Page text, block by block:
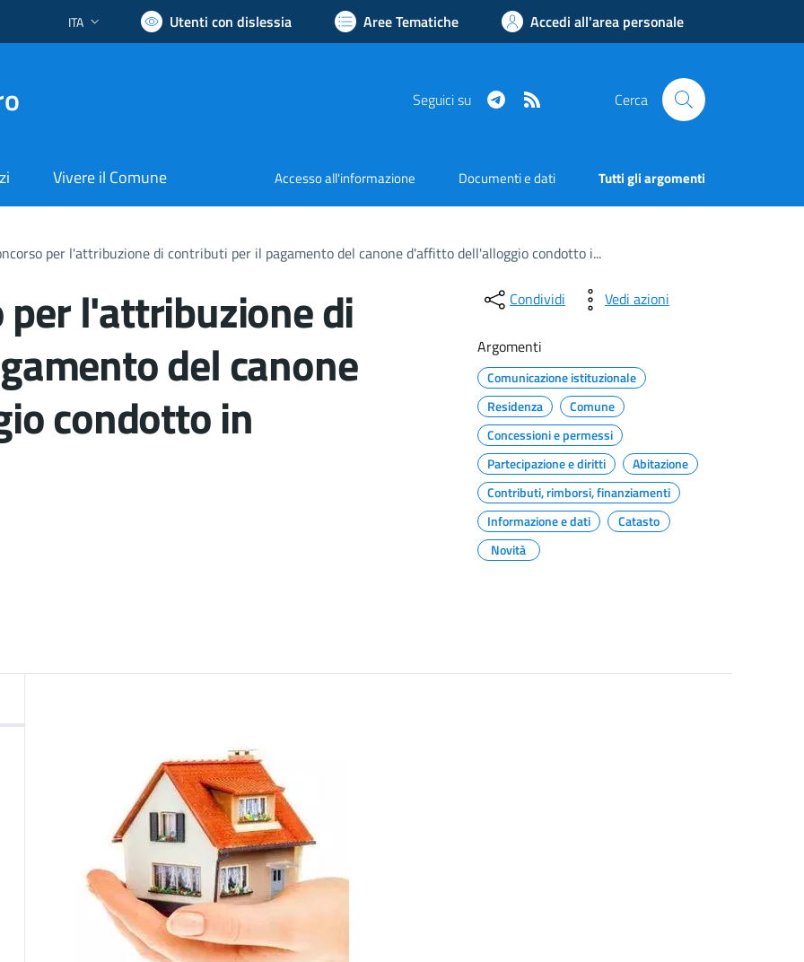
Lingua attiva:
ITA Utenti con dislessia Aree Tematiche Accedi all'area personale
Seguici su Telegram Cerca
Vivere il Comune Accesso all'informazione Documenti e dati Tutti gli argomenti
per l'attribuzione di contributi per il pagamento del canone d'affitto dell'alloggio condotto i...
per l'attribuzione di
del canone
condotto in
Condividi Vedi azioni
Argomenti
Comunicazione istituzionale
Residenza
Comune
Concessioni e permessi
Partecipazione e diritti
Abitazione
Contributi, rimborsi, finanziamenti
Informazione e dati
Catasto
Novità